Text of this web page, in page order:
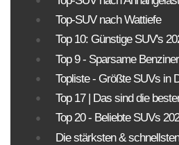
Top-SUV nach Wattiefe
Top 10: Günstige SUV's
Top 9 - Sparsame
Topliste - Größte SUVs in
Top 17 | Das sind die
Top 20 - Beliebte SUVs
Die stärksten &